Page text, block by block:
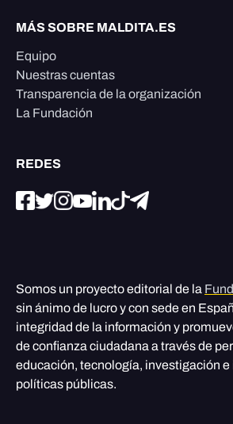
MÁS SOBRE MALDITA.ES
Equipo
Nuestras cuentas
Transparencia de la organización
La Fundación
REDES
Somos un proyecto editorial de la
sin ánimo de lucro y con sede en
integridad de la información y
de confianza ciudadana a través de
educación, tecnología, investigación e
políticas públicas.